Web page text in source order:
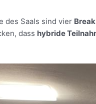
des Saals sind vier
dass hybride